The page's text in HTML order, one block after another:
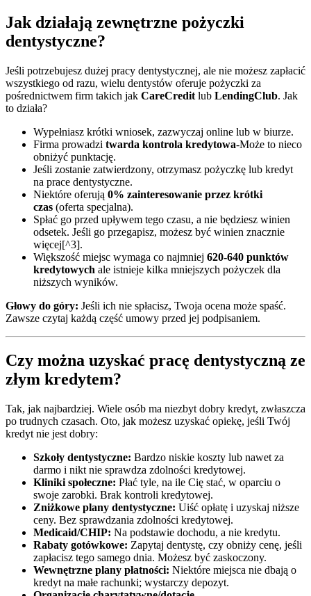
Jak działają zewnętrzne pożyczki
dentystyczne?
Jeśli potrzebujesz dużej pracy dentystycznej, ale nie możesz zapłacić
wszystkiego od razu, wielu dentystów oferuje pożyczki za
pośrednictwem firm takich jak CareCredit lub LendingClub. Jak
to działa?
Wypełniasz krótki wniosek, zazwyczaj online lub w biurze.
Firma prowadzi twarda kontrola kredytowa-Może to nieco
obniżyć punktację.
Jeśli zostanie zatwierdzony, otrzymasz pożyczkę lub kredyt
na prace dentystyczne.
Niektóre oferują 0% zainteresowanie przez krótki
czas (oferta specjalna).
Spłać go przed upływem tego czasu, a nie będziesz winien
odsetek. Jeśli go przegapisz, możesz być winien znacznie
więcej[^3].
Większość miejsc wymaga co najmniej 620-640 punktów
kredytowych ale istnieje kilka mniejszych pożyczek dla
niższych wyników.
Głowy do góry: Jeśli ich nie spłacisz, Twoja ocena może spaść.
Zawsze czytaj każdą część umowy przed jej podpisaniem.
Czy można uzyskać pracę dentystyczną ze
złym kredytem?
Tak, jak najbardziej. Wiele osób ma niezbyt dobry kredyt, zwłaszcza
po trudnych czasach. Oto, jak możesz uzyskać opiekę, jeśli Twój
kredyt nie jest dobry:
Szkoły dentystyczne: Bardzo niskie koszty lub nawet za
darmo i nikt nie sprawdza zdolności kredytowej.
Kliniki społeczne: Płać tyle, na ile Cię stać, w oparciu o
swoje zarobki. Brak kontroli kredytowej.
Zniżkowe plany dentystyczne: Uiść opłatę i uzyskaj niższe
ceny. Bez sprawdzania zdolności kredytowej.
Medicaid/CHIP: Na podstawie dochodu, a nie kredytu.
Rabaty gotówkowe: Zapytaj dentystę, czy obniży cenę, jeśli
zapłacisz tego samego dnia. Możesz być zaskoczony.
Wewnętrzne plany płatności: Niektóre miejsca nie dbają o
kredyt na małe rachunki; wystarczy depozyt.